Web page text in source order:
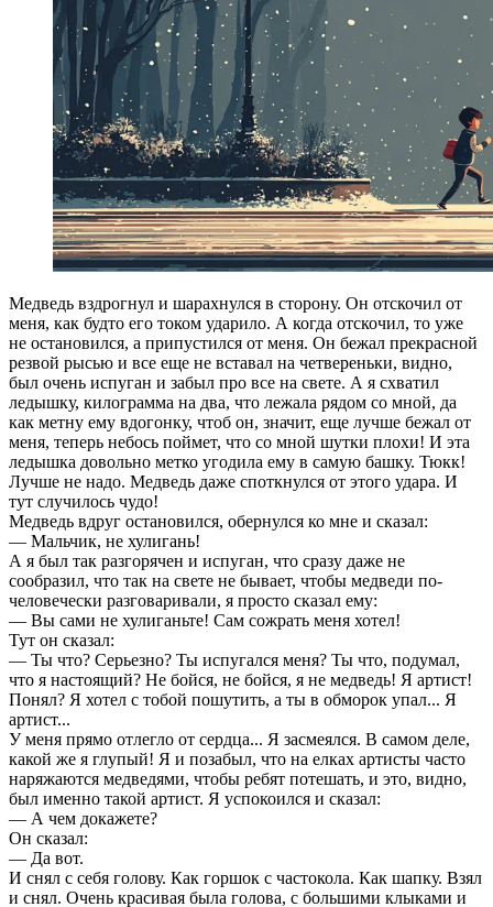
Медведь вздрогнул и шарахнулся в сторону. Он отскочил от
меня, как будто его током ударило. А когда отскочил, то уже
не остановился, а припустился от меня. Он бежал прекрасной
резвой рысью и все еще не вставал на четвереньки, видно,
был очень испуган и забыл про все на свете. А я схватил
ледышку, килограмма на два, что лежала рядом со мной, да
как метну ему вдогонку, чтоб он, значит, еще лучше бежал от
меня, теперь небось поймет, что со мной шутки плохи! И эта
ледышка довольно метко угодила ему в самую башку. Тюкк!
Лучше не надо. Медведь даже споткнулся от этого удара. И
тут случилось чудо!
Медведь вдруг остановился, обернулся ко мне и сказал:
— Мальчик, не хулигань!
А я был так разгорячен и испуган, что сразу даже не
сообразил, что так на свете не бывает, чтобы медведи по-
человечески разговаривали, я просто сказал ему:
— Вы сами не хулиганьте! Сам сожрать меня хотел!
Тут он сказал:
— Ты что? Серьезно? Ты испугался меня? Ты что, подумал,
что я настоящий? Не бойся, не бойся, я не медведь! Я артист!
Понял? Я хотел с тобой пошутить, а ты в обморок упал... Я
артист...
У меня прямо отлегло от сердца... Я засмеялся. В самом деле,
какой же я глупый! Я и позабыл, что на елках артисты часто
наряжаются медведями, чтобы ребят потешать, и это, видно,
был именно такой артист. Я успокоился и сказал:
— А чем докажете?
Он сказал:
— Да вот.
И снял с себя голову. Как горшок с частокола. Как шапку. Взял
и снял. Очень красивая была голова, с большими клыками и